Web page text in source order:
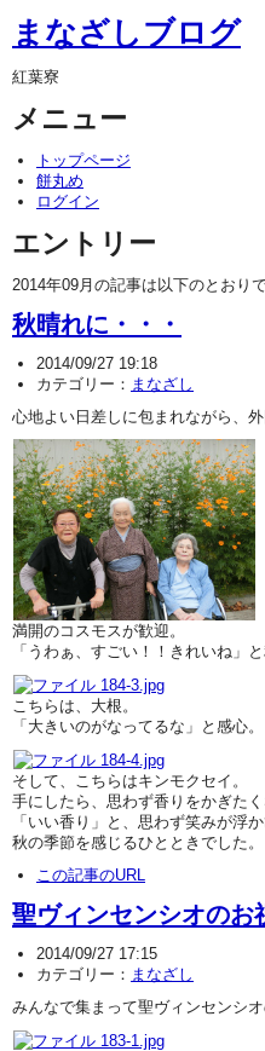
まなざしブログ
紅葉寮
メニュー
トップページ
餅丸め
ログイン
エントリー
2014年09月の記事は以下のとおりで
秋晴れに・・・
2014/09/27 19:18
カテゴリー： まなざし
心地よい日差しに包まれながら、外
満開のコスモスが歓迎。
「うわぁ、すごい！！きれいね」
こちらは、大根。
「大きいのがなってるな」と感心。
そして、こちらはキンモクセイ。
手にしたら、思わず香りをかぎたく
「いい香り」と、思わず笑みが浮か
秋の季節を感じるひとときでした。
この記事のURL
聖ヴィンセンシオのお
2014/09/27 17:15
カテゴリー： まなざし
みんなで集まって聖ヴィンセンシオ